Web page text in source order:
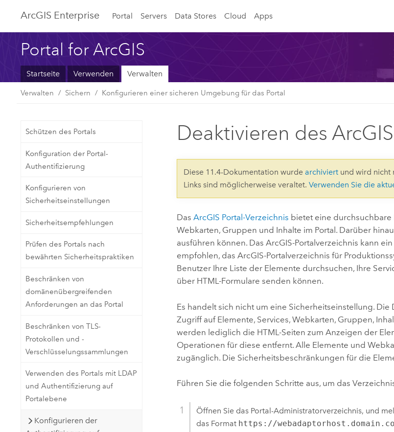
ArcGIS Enterprise Portal Servers Data Stores Cloud Apps
Portal for ArcGIS
Startseite Verwenden Verwalten
Verwalten Sichern Konfigurieren einer sicheren Umgebung für das Portal
Schützen des Portals
Konfiguration der Portal-
Authentifizierung
Konfigurieren von
Sicherheitseinstellungen
Sicherheitsempfehlungen
Prüfen des Portals nach
bewährten Sicherheitspraktiken
Beschränken von
domänenübergreifenden
Anforderungen an das Portal
Beschränken von TLS-
Protokollen und -
Verschlüsselungssammlungen
Verwenden des Portals mit LDAP
und Authentifizierung auf
Portalebene
Konfigurieren der
Deaktivieren des
Diese 11.4-Dokumentation wurde archiviert und wird nicht
Links sind möglicherweise veraltet.Verwenden Sie die
DasArcGIS Portal-Verzeichnis bietet eine durchsuchbare
Webkarten, Gruppen und Inhalte im Portal. Darüber
ausführen können. Das ArcGIS-Portalverzeichnis kann
empfohlen, das ArcGIS-Portalverzeichnis für
Benutzer Ihre Liste der Elemente durchsuchen, Ihre
über HTML-Formulare senden können.
Es handelt sich nicht um eine Sicherheitseinstellung.
Zugriff auf Elemente, Services, Webkarten, Gruppen,
werden lediglich die HTML-Seiten zum Anzeigen der
Operationen für diese entfernt. Alle Elemente und
zugänglich. Die Sicherheitsbeschränkungen für die
Führen Sie die folgenden Schritte aus, um das
Öffnen Sie das Portal-Administratorverzeichnis, und
das Format https://